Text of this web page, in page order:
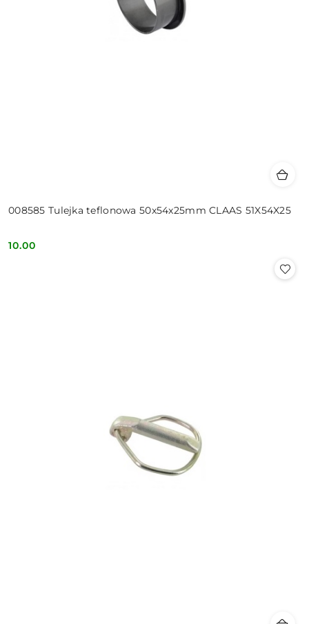
008585 Tulejka teflonowa 50x54x25mm CLAAS 51X54X25
Cena:
10.00